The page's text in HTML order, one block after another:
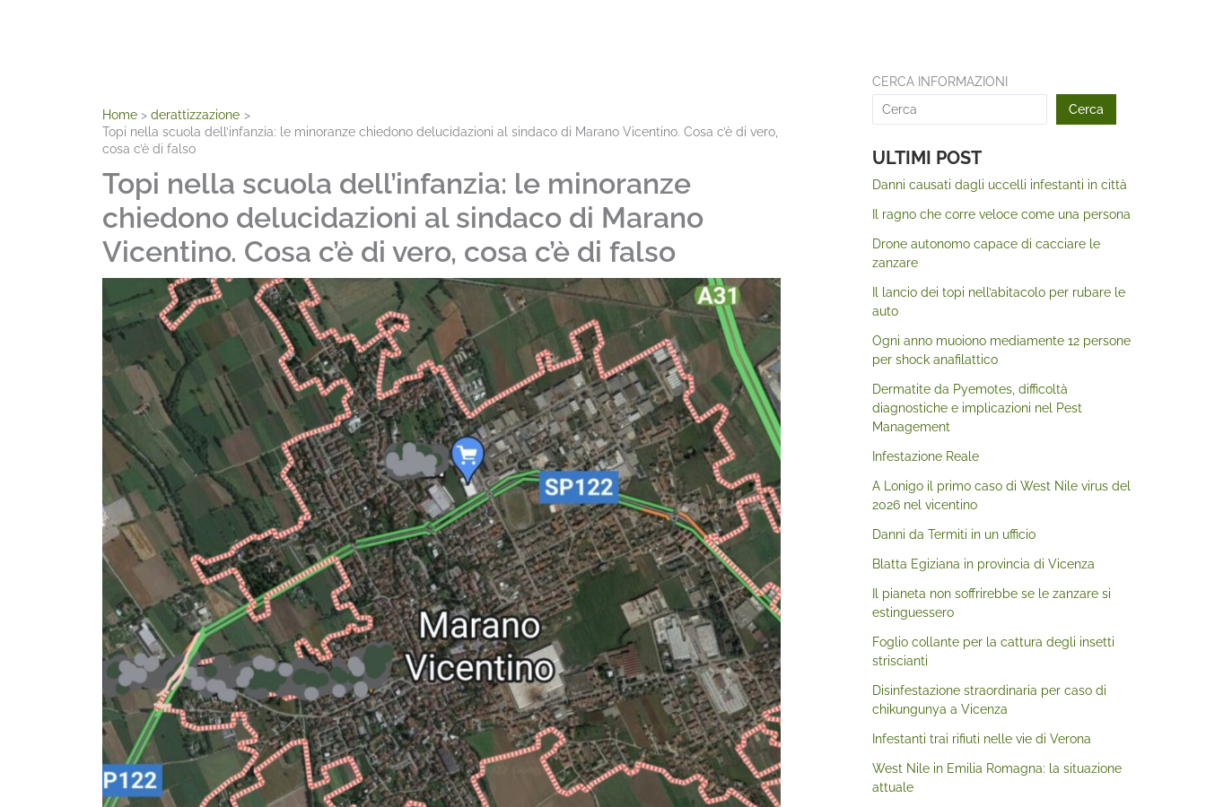
Home
derattizzazione
Topi nella scuola dell’infanzia: le minoranze chiedono delucidazioni al sindaco di Marano Vicentino. Cosa c’è di vero,
cosa c’è di falso
Topi nella scuola dell’infanzia: le minoranze
chiedono delucidazioni al sindaco di Marano
Vicentino. Cosa c’è di vero, cosa c’è di falso
CERCA INFORMAZIONI
Cerca
ULTIMI POST
Danni causati dagli uccelli infestanti in città
Il ragno che corre veloce come una persona
Drone autonomo capace di cacciare le
zanzare
Il lancio dei topi nell’abitacolo per rubare le
auto
Ogni anno muoiono mediamente 12 persone
per shock anafilattico
Dermatite da Pyemotes, difficoltà
diagnostiche e implicazioni nel Pest
Management
Infestazione Reale
A Lonigo il primo caso di West Nile virus del
2026 nel vicentino
Danni da Termiti in un ufficio
Blatta Egiziana in provincia di Vicenza
Il pianeta non soffrirebbe se le zanzare si
estinguessero
Foglio collante per la cattura degli insetti
striscianti
Disinfestazione straordinaria per caso di
chikungunya a Vicenza
Infestanti trai rifiuti nelle vie di Verona
West Nile in Emilia Romagna: la situazione
attuale